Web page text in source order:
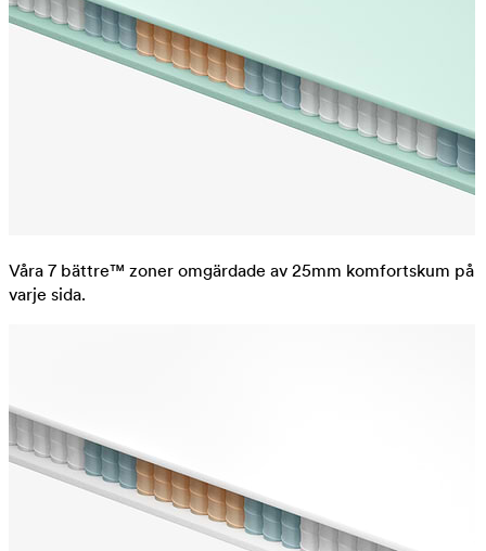
Våra 7 bättre™ zoner omgärdade av 25mm komfortskum på
varje sida.